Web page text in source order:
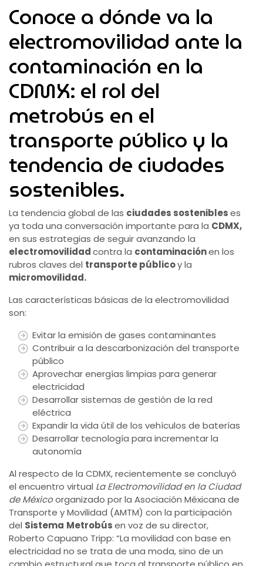
Conoce a dónde va la
electromovilidad ante la
contaminación en la
CDMX: el rol del
metrobús en el
transporte público y la
tendencia de ciudades
sostenibles.
La tendencia global de las ciudades sostenibleses
ya toda una conversación importante para la CDMX,
en sus estrategias de seguir avanzando la
electromovilidadcontra la contaminaciónen los
rubros claves del transporte públicoy la
micromovilidad.
Las características básicas de la electromovilidad
son:
Evitar la emisión de gases contaminantes
Contribuir a la descarbonización del transporte
público
Aprovechar energías limpias para generar
electricidad
Desarrollar sistemas de gestión de la red
eléctrica
Expandir la vida útil de los vehículos de baterías
Desarrollar tecnología para incrementar la
autonomía
Al respecto de la CDMX, recientemente se concluyó
el encuentro virtual La Electromovilidad en la Ciudad
de Méxicoorganizado por la Asociación Méxicana de
Transporte y Movilidad (AMTM) con la participación
del Sistema Metrobúsen voz de su director,
Roberto Capuano Tripp: “La movilidad con base en
electricidad no se trata de una moda, sino de un